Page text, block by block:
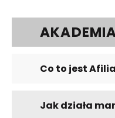
Co to jest
Jak działa